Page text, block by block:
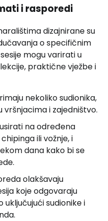
i rasporedi
dizajnirane su
o specifičnim
mogu varirati u
praktične vježbe i
nekoliko sudionika,
i zajedništvo.
na određena
ili vožnje, i
dana kako bi se
olakšavaju
koje odgovaraju
sudionike i